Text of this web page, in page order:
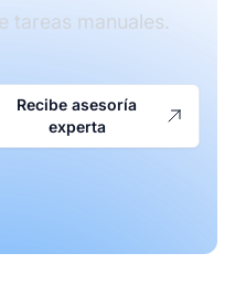
tareas manuales.
Recibe asesoría
experta